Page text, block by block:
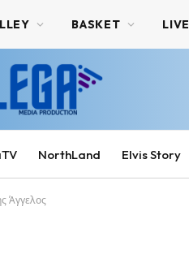
BASKET LIVE
NorthLand Elvis Story
Άγγελος